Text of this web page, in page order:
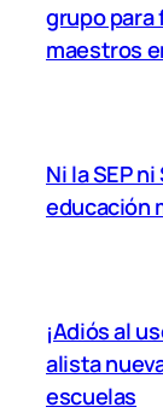
grupo para
maestros
Ni la SEP
educación
¡Adiós al
alista
escuelas